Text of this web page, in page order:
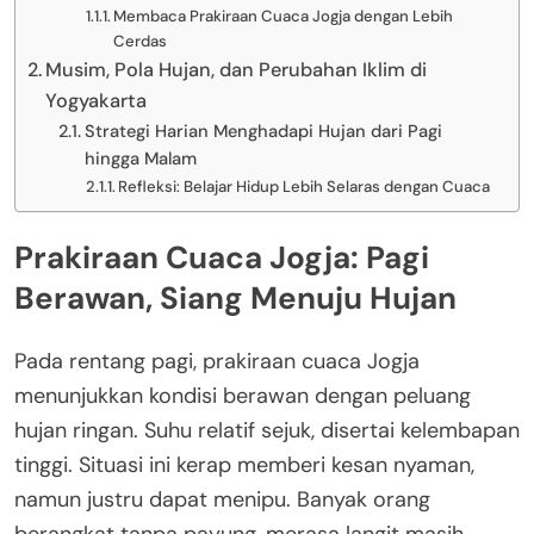
Membaca Prakiraan Cuaca Jogja dengan Lebih
Cerdas
Musim, Pola Hujan, dan Perubahan Iklim di
Yogyakarta
Strategi Harian Menghadapi Hujan dari Pagi
hingga Malam
Refleksi: Belajar Hidup Lebih Selaras dengan Cuaca
Prakiraan Cuaca Jogja: Pagi
Berawan, Siang Menuju Hujan
Pada rentang pagi, prakiraan cuaca Jogja
menunjukkan kondisi berawan dengan peluang
hujan ringan. Suhu relatif sejuk, disertai kelembapan
tinggi. Situasi ini kerap memberi kesan nyaman,
namun justru dapat menipu. Banyak orang